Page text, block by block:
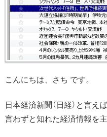
こんにちは、さち です。
日本経済新聞（日経）と言えば
言わずと知れた経済情報を